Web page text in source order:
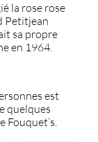
la rose rose
Petitjean
sa propre
en 1964.
est
quelques
Fouquet’s.